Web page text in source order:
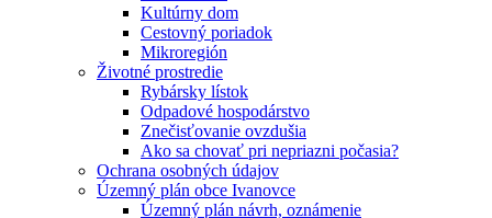
Kultúrny dom
Cestovný poriadok
Mikroregión
Životné prostredie
Rybársky lístok
Odpadové hospodárstvo
Znečisťovanie ovzdušia
Ako sa chovať pri nepriazni počasia?
Ochrana osobných údajov
Územný plán obce Ivanovce
Územný plán návrh, oznámenie